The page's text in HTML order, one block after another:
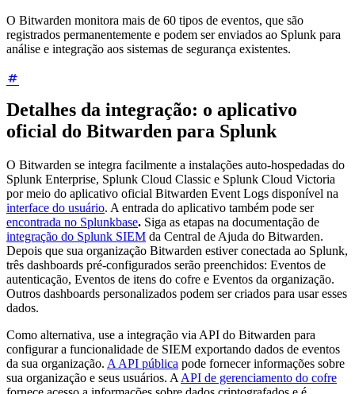
O Bitwarden monitora mais de 60 tipos de eventos, que são
registrados permanentemente e podem ser enviados ao Splunk para
análise e integração aos sistemas de segurança existentes.
Detalhes da integração: o aplicativo
oficial do Bitwarden para Splunk
O Bitwarden se integra facilmente a instalações auto-hospedadas do
Splunk Enterprise, Splunk Cloud Classic e Splunk Cloud Victoria
por meio do aplicativo oficial Bitwarden Event Logs disponível na
interface do usuário. A entrada do aplicativo também pode ser
encontrada no Splunkbase. Siga as etapas na documentação de
integração do Splunk SIEM da Central de Ajuda do Bitwarden.
Depois que sua organização Bitwarden estiver conectada ao Splunk,
três dashboards pré-configurados serão preenchidos: Eventos de
autenticação, Eventos de itens do cofre e Eventos da organização.
Outros dashboards personalizados podem ser criados para usar esses
dados.
Como alternativa, use a integração via API do Bitwarden para
configurar a funcionalidade de SIEM exportando dados de eventos
da sua organização. A API pública pode fornecer informações sobre
sua organização e seus usuários. A API de gerenciamento do cofre